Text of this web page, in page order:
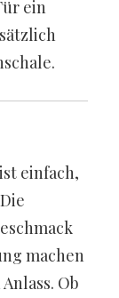
ein
einfach,
machen
Ob